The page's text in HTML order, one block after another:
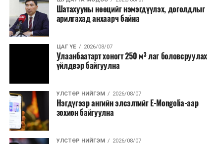
УНШСАН: 445
ДАРААХ МЭДЭЭ
"Хөнгөлөлттэй эм"-ийн мэдээллийг хялбар авах
боломжтой болжээ
Шатахууны нөөцийг нэмэгдүүлэх, доголдлыг
арилгахад анхаарч байна
ЦАГ ҮЕ 2026/08/07
Улаанбаатарт хоногт 250 м³ лаг боловсруулах
үйлдвэр байгуулна
УЛСТӨР НИЙГЭМ 2026/08/07
Нэгдүгээр ангийн элсэлтийг E-Mongolia-аар
зохион байгуулна
УЛСТӨР НИЙГЭМ 2026/08/07